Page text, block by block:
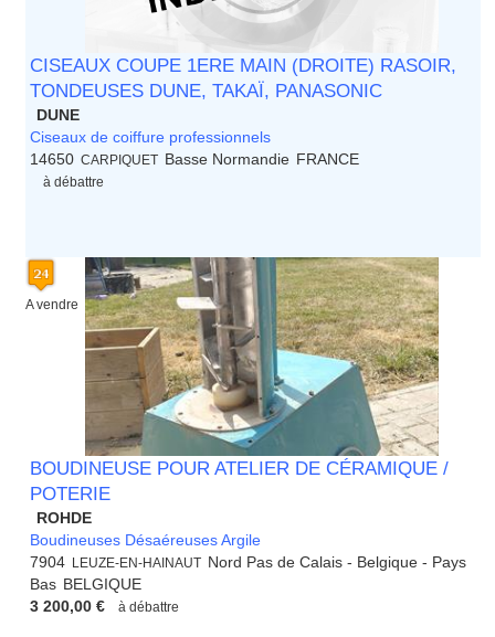
CISEAUX COUPE 1ERE MAIN (DROITE) RASOIR,
TONDEUSES DUNE, TAKAÏ, PANASONIC
DUNE
Ciseaux de coiffure professionnels
14650 CARPIQUET Basse Normandie FRANCE
à débattre
A vendre
BOUDINEUSE POUR ATELIER DE CÉRAMIQUE /
POTERIE
ROHDE
Boudineuses Désaéreuses Argile
7904 LEUZE-EN-HAINAUT Nord Pas de Calais - Belgique - Pays
Bas BELGIQUE
3 200,00 €
à débattre